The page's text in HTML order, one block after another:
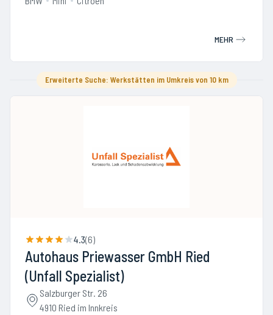
MEHR
Erweiterte Suche: Werkstätten im Umkreis von 10 km
4.3(6)
Autohaus Priewasser GmbH Ried
(Unfall Spezialist)
Salzburger Str. 26
4910 Ried im Innkreis